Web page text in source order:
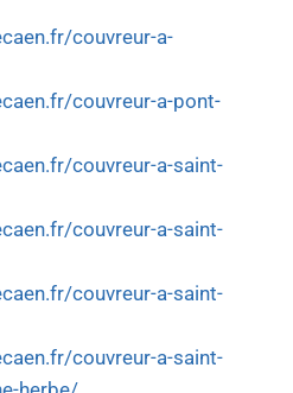
couvreur-a-
couvreur-a-pont-
couvreur-a-saint-
couvreur-a-saint-
couvreur-a-saint-
couvreur-a-saint-